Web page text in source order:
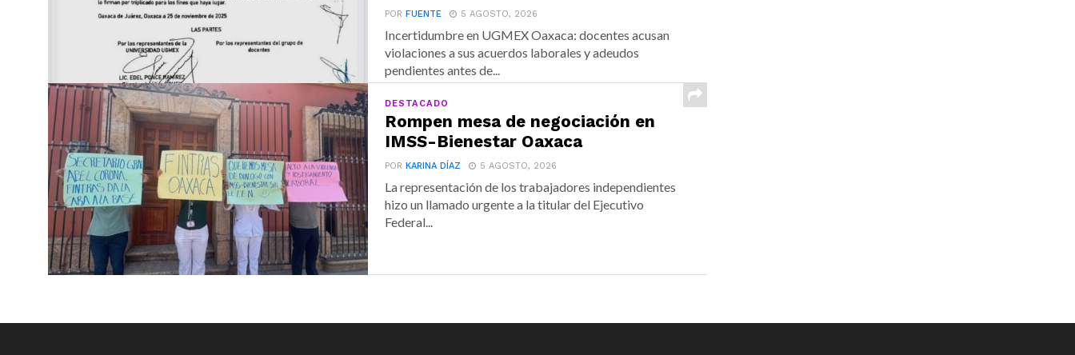
PORFUENTE 5 AGOSTO, 2026
Incertidumbre en UGMEX Oaxaca: docentes acusan
violaciones a sus acuerdos laborales y adeudos
pendientes antes de...
DESTACADO
Rompen mesa de negociación en
IMSS-Bienestar Oaxaca
PORKARINA DÍAZ 5 AGOSTO, 2026
La representación de los trabajadores independientes
hizo un llamado urgente a la titular del Ejecutivo
Federal...